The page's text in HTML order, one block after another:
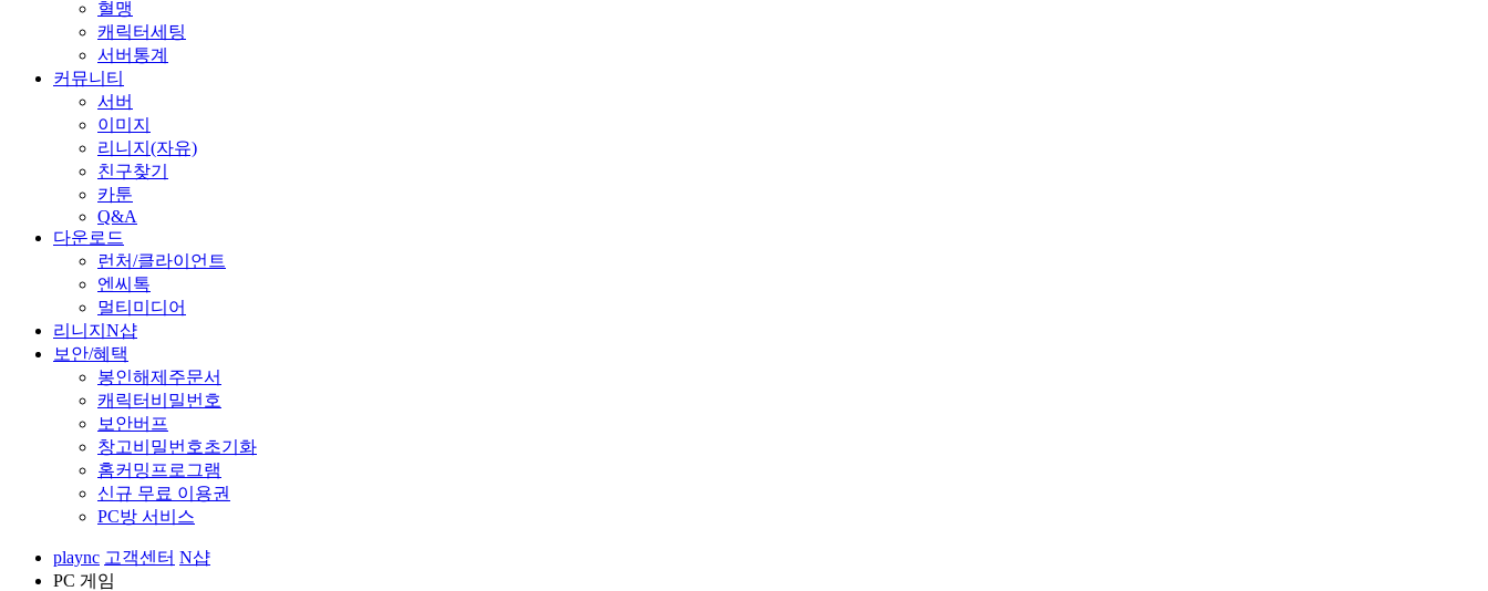
혈맹
캐릭터세팅
서버통계
커뮤니티
서버
이미지
리니지(자유)
친구찾기
카툰
Q&A
다운로드
런처/클라이언트
엔씨톡
멀티미디어
리니지N샵
보안/혜택
봉인해제주문서
캐릭터비밀번호
보안버프
창고비밀번호초기화
홈커밍프로그램
신규 무료 이용권
PC방 서비스
plaync 고객센터 N샵
PC 게임